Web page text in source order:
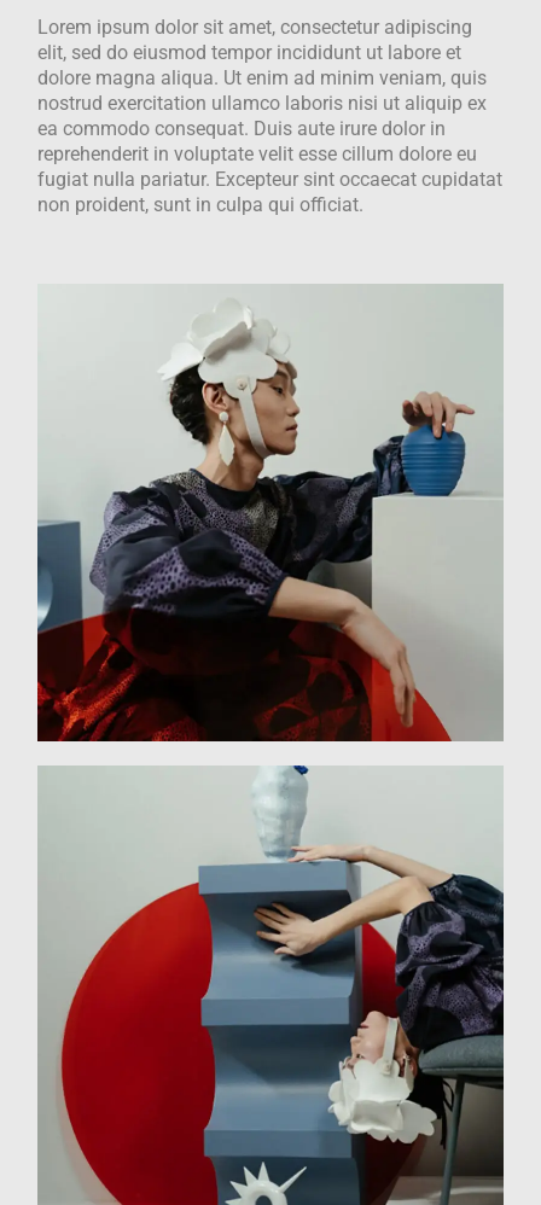
Lorem ipsum dolor sit amet, consectetur adipiscing
elit, sed do eiusmod tempor incididunt ut labore et
dolore magna aliqua. Ut enim ad minim veniam, quis
nostrud exercitation ullamco laboris nisi ut aliquip ex
ea commodo consequat. Duis aute irure dolor in
reprehenderit in voluptate velit esse cillum dolore eu
fugiat nulla pariatur. Excepteur sint occaecat cupidatat
non proident, sunt in culpa qui officiat.